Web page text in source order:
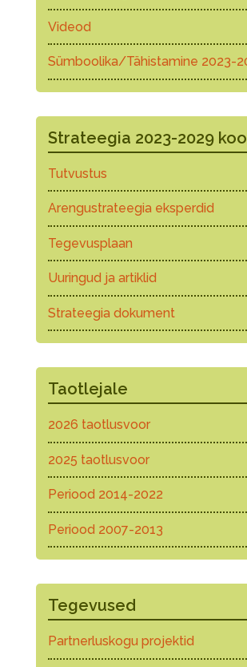
Videod
Sümboolika/Tähistamine 2023-
Strateegia 2023-2029
Tutvustus
Arengustrateegia eksperdid
Tegevusplaan
Uuringud ja artiklid
Strateegia dokument
Taotlejale
2026 taotlusvoor
2025 taotlusvoor
Periood 2014-2022
Periood 2007-2013
Tegevused
Partnerluskogu projektid